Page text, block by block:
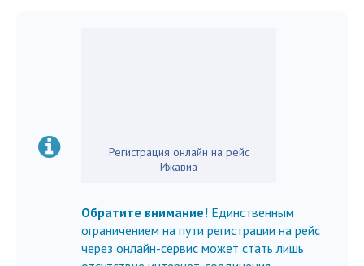
Регистрация онлайн на рейс
Ижавиа
Обратите внимание! Единственным
ограничением на пути регистрации на рейс
через онлайн-сервис может стать лишь